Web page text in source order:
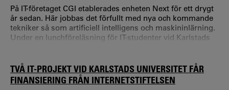
På IT-företaget CGI etablerades enheten Next för ett drygt
år sedan. Här jobbas det förfullt med nya och kommande
tekniker så som artificiell intelligens och maskininlärning.
Under en lunchföreläsning för IT-studenter vid Karlstads
Vad är egentligen vad? Var går gränsen mellan de två? Vad
ska vi ha dem till?
TVÅ IT-PROJEKT VID KARLSTADS UNIVERSITET FÅR
FINANSIERING FRÅN INTERNETSTIFTELSEN